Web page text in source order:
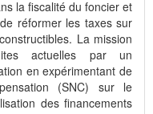
la fiscalité du foncier et
réformer les taxes sur
La mission
actuelles par un
en expérimentant de
(SNC) sur le
des financements